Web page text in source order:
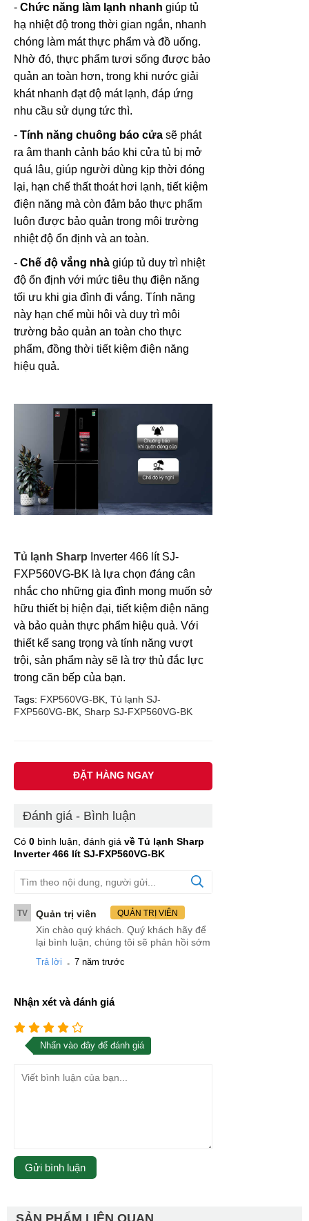
- Chức năng làm lạnh nhanh giúp tủ
hạ nhiệt độ trong thời gian ngắn, nhanh
chóng làm mát thực phẩm và đồ uống.
Nhờ đó, thực phẩm tươi sống được bảo
quản an toàn hơn, trong khi nước giải
khát nhanh đạt độ mát lạnh, đáp ứng
nhu cầu sử dụng tức thì.
- Tính năng chuông báo cửa sẽ phát
ra âm thanh cảnh báo khi cửa tủ bị mở
quá lâu, giúp người dùng kịp thời đóng
lại, hạn chế thất thoát hơi lạnh, tiết kiệm
điện năng mà còn đảm bảo thực phẩm
luôn được bảo quản trong môi trường
nhiệt độ ổn định và an toàn.
- Chế độ vắng nhà giúp tủ duy trì nhiệt
độ ổn định với mức tiêu thụ điện năng
tối ưu khi gia đình đi vắng. Tính năng
này hạn chế mùi hôi và duy trì môi
trường bảo quản an toàn cho thực
phẩm, đồng thời tiết kiệm điện năng
hiệu quả.
Tủ lạnh Sharp Inverter 466 lít SJ-
FXP560VG-BK là lựa chọn đáng cân
nhắc cho những gia đình mong muốn sở
hữu thiết bị hiện đại, tiết kiệm điện năng
và bảo quản thực phẩm hiệu quả. Với
thiết kế sang trọng và tính năng vượt
trội, sản phẩm này sẽ là trợ thủ đắc lực
trong căn bếp của bạn.
Tags: FXP560VG-BK, Tủ lạnh SJ-
FXP560VG-BK, Sharp SJ-FXP560VG-BK
ĐẶT HÀNG NGAY
Đánh giá - Bình luận
Có 0 bình luận, đánh giá về Tủ lạnh Sharp
Inverter 466 lít SJ-FXP560VG-BK
TV Quản trị viên QUẢN TRỊ VIÊN
Xin chào quý khách. Quý khách hãy để
lại bình luận, chúng tôi sẽ phản hồi sớm
Trả lời . 7 năm trước
Nhận xét và đánh giá
Nhấn vào đây để đánh giá